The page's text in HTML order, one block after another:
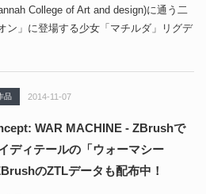
College of Art and design)に通う二
ン」に登場する少女「マチルダ」リグデ
品 2014-11-07
WAR MACHINE - ZBrushで
ディテールの「ウォーマシー
のZTLデータも配布中！